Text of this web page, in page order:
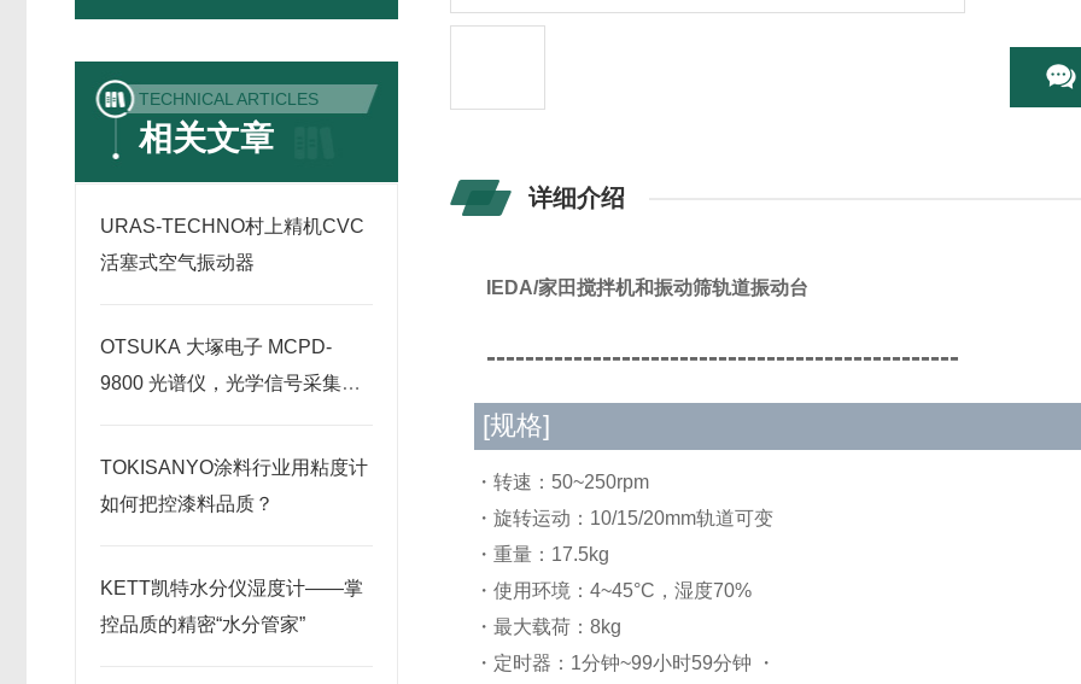
TECHNICAL ARTICLES
相关文章
URAS-TECHNO村上精机CVC
活塞式空气振动器
OTSUKA 大塚电子 MCPD-
9800 光谱仪，光学信号采集原
TOKISANYO涂料行业用粘度计
如何把控漆料品质？
KETT凯特水分仪湿度计——掌
控品质的精密“水分管家”
详细介绍
IEDA/家田搅拌机和振动筛轨道振动台
-------------------------------------------------
[规格]
・转速：50~250rpm
・旋转运动：10/15/20mm轨道可变
・重量：17.5kg
・使用环境：4~45°C，湿度70%
・最大载荷：8kg
・定时器：1分钟~99小时59分钟 ・